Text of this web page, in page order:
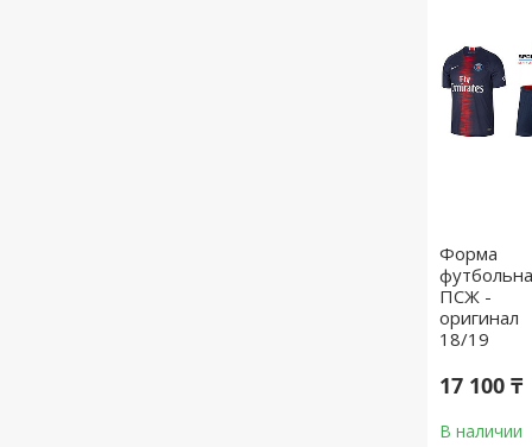
Форма
ПСЖ -
оригинал
18/19
17 100 ₸
В наличии